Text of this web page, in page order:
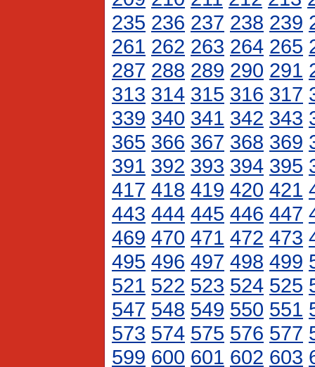
235 236 237 238 239
261 262 263 264 265
287 288 289 290 291
313 314 315 316 317
339 340 341 342 343
365 366 367 368 369
391 392 393 394 395
417 418 419 420 421
443 444 445 446 447
469 470 471 472 473
495 496 497 498 499
521 522 523 524 525
547 548 549 550 551
573 574 575 576 577
599 600 601 602 603